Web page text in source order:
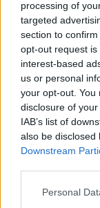
processing of
targeted
section to
opt-out request
interest-based
us or personal
your opt-out. You
disclosure of
IAB’s list of
also be disclosed
Downstream
Personal
a
A
bukás
Nagyon
Bungie új
sorsára